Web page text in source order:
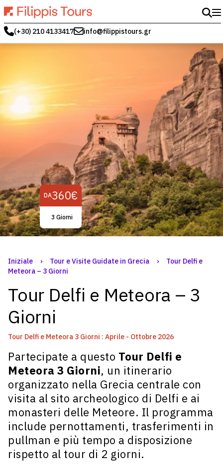
(+30) 210 4133417 info@filippistours.gr
DA360€
3 Giorni
Iniziale › Tour e Visite Guidate in Grecia ›
Tour Delfi e
Meteora – 3 Giorni
Tour Delfi e Meteora – 3
Giorni
Tour Delfi e Meteora 3 Giorni : Aprile - Ottobre 2026
Partecipate a questo Tour Delfi e
Meteora 3 Giorni, un itinerario
organizzato nella Grecia centrale con
visita al sito archeologico di Delfi e ai
monasteri delle Meteore. Il programma
include pernottamenti, trasferimenti in
pullman e più tempo a disposizione
rispetto al tour di 2 giorni.